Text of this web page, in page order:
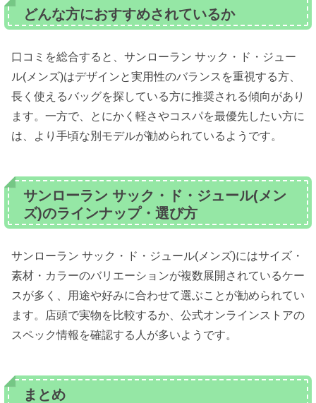
どんな方におすすめされているか
口コミを総合すると、サンローラン サック・ド・ジュー
ル(メンズ)はデザインと実用性のバランスを重視する方、
長く使えるバッグを探している方に推奨される傾向があり
ます。一方で、とにかく軽さやコスパを最優先したい方に
は、より手頃な別モデルが勧められているようです。
サンローラン サック・ド・ジュール(メン
ズ)のラインナップ・選び方
サンローラン サック・ド・ジュール(メンズ)にはサイズ・
素材・カラーのバリエーションが複数展開されているケー
スが多く、用途や好みに合わせて選ぶことが勧められてい
ます。店頭で実物を比較するか、公式オンラインストアの
スペック情報を確認する人が多いようです。
まとめ